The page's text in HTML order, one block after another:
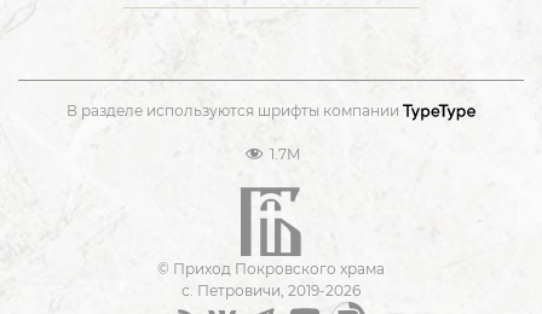
В разделе используются шрифты компании
1.7M
© Приход Покровского храма
с. Петровичи, 2019-2026